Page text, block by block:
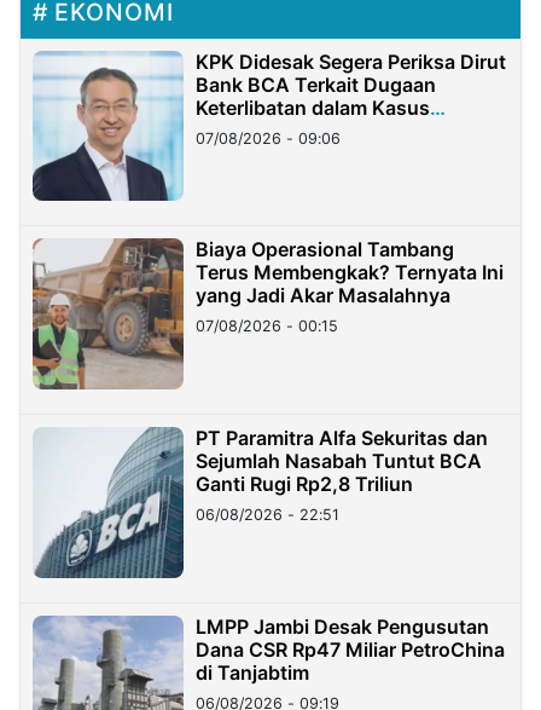
EKONOMI
KPK Didesak Segera Periksa Dirut
Bank BCA Terkait Dugaan
Keterlibatan dalam Kasus
Hilangnya Dana Nasabah Rp2,58
Miliar
07/08/2026 - 09:06
Biaya Operasional Tambang
Terus Membengkak? Ternyata Ini
yang Jadi Akar Masalahnya
07/08/2026 - 00:15
PT Paramitra Alfa Sekuritas dan
Sejumlah Nasabah Tuntut BCA
Ganti Rugi Rp2,8 Triliun
06/08/2026 - 22:51
LMPP Jambi Desak Pengusutan
Dana CSR Rp47 Miliar PetroChina
di Tanjabtim
06/08/2026 - 09:19